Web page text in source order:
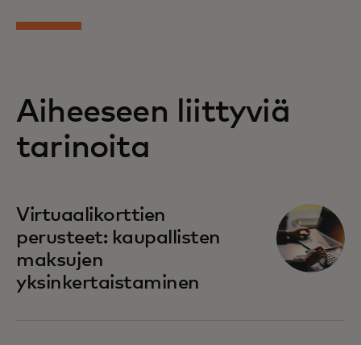
Aiheeseen liittyviä
tarinoita
Virtuaalikorttien
perusteet: kaupallisten
maksujen
yksinkertaistaminen